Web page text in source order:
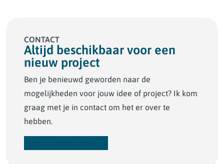
CONTACT
Altijd beschikbaar voor een
nieuw project
Ben je benieuwd geworden naar de
mogelijkheden voor jouw idee of project? Ik kom
graag met je in contact om het er over te
hebben.